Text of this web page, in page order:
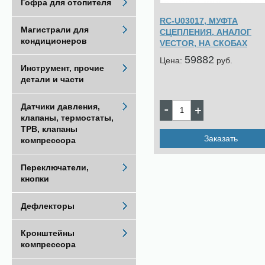
RC-U03017, МУФТА
СЦЕПЛЕНИЯ, АНАЛОГ
VECTOR, НА СКОБАХ
Цена: 59882 pуб.
Заказать
Гофра для отопителя
Магистрали для
кондиционеров
Инструмент, прочие
детали и части
Датчики давления,
клапаны, термостаты,
ТРВ, клапаны
компрессора
Переключатели,
кнопки
Дефлекторы
Кронштейны
компрессора